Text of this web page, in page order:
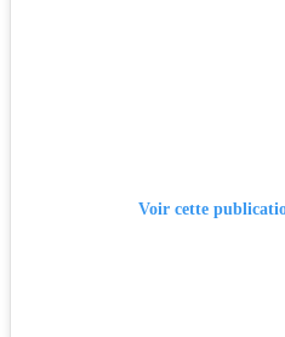
Voir cette